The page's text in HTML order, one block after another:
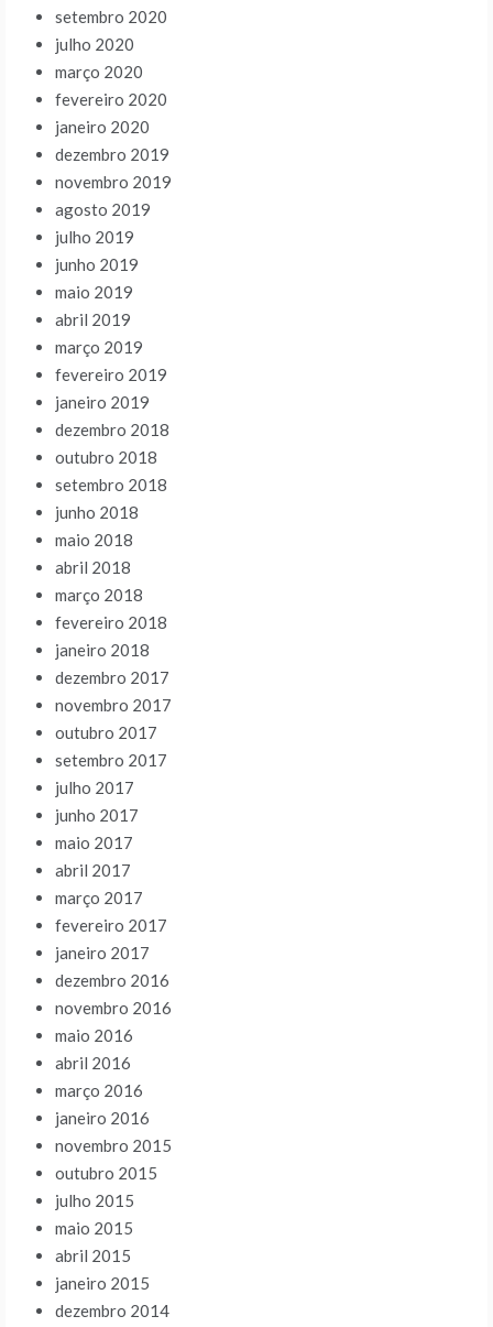
setembro 2020
julho 2020
março 2020
fevereiro 2020
janeiro 2020
dezembro 2019
novembro 2019
agosto 2019
julho 2019
junho 2019
maio 2019
abril 2019
março 2019
fevereiro 2019
janeiro 2019
dezembro 2018
outubro 2018
setembro 2018
junho 2018
maio 2018
abril 2018
março 2018
fevereiro 2018
janeiro 2018
dezembro 2017
novembro 2017
outubro 2017
setembro 2017
julho 2017
junho 2017
maio 2017
abril 2017
março 2017
fevereiro 2017
janeiro 2017
dezembro 2016
novembro 2016
maio 2016
abril 2016
março 2016
janeiro 2016
novembro 2015
outubro 2015
julho 2015
maio 2015
abril 2015
janeiro 2015
dezembro 2014